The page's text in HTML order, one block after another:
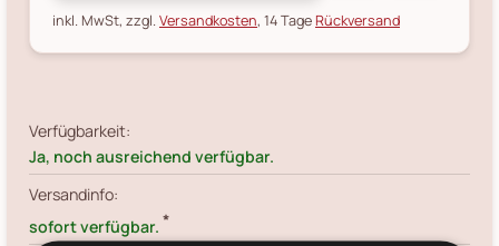
inkl. MwSt, zzgl.Versandkosten, 14 TageRückversand
Verfügbarkeit:
Ja, noch ausreichend verfügbar.
Versandinfo:
sofort verfügbar. *